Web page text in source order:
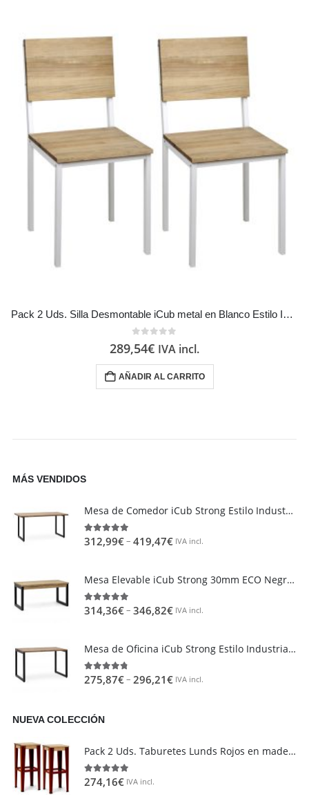
Pack 2 Uds. Silla Desmontable iCub metal en Blanco Estilo Industrial Vintage
289,54€ IVA incl.
AÑADIR AL CARRITO
MÁS VENDIDOS
Mesa de Comedor iCub Strong Estilo Industrial Vintage metal en Negro
4.95out of 5
312,99€– 419,47€ IVA incl.
Mesa Elevable iCub Strong 30mm ECO Negra en madera maciza de pino acabado vintage estilo industrial Box Furniture
4.85 out of 5
314,36€– 346,82€ IVA incl.
Mesa de Oficina iCub Strong Estilo Industrial Vintage metal en Negro
4.73 out of 5
275,87€– 296,21€ IVA incl.
NUEVA COLECCIÓN
Pack 2 Uds. Taburetes Lunds Rojos en madera maciza de pino acabado vintage estilo industrial Box Furniture
5.00 out of 5
274,16€ IVA incl.
Área de clientes